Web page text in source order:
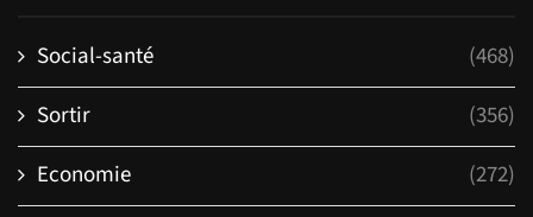
Social-santé
(468)
Sortir
(356)
Economie
(272)